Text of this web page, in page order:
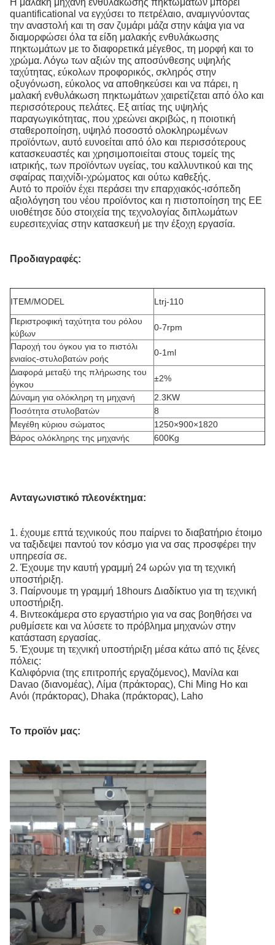
quantificational να εγχύσει το πετρέλαιο, αναμιγνύοντας
την αναστολή και τη σαν ζυμάρι μάζα στην κάψα για να
διαμορφώσει όλα τα είδη μαλακής ενθυλάκωσης
πηκτωμάτων με το διαφορετικά μέγεθος, τη μορφή και το
χρώμα. Λόγω των αξιών της αποσύνθεσης υψηλής
ταχύτητας, εύκολων προφορικός, σκληρός στην
οξυγόνωση, εύκολος να αποθηκεύσει και να πάρει, η
μαλακή ενθυλάκωση πηκτωμάτων χαιρετίζεται από όλο και
περισσότερους πελάτες. Εξ αιτίας της υψηλής
παραγωγικότητας, που χρεώνει ακριβώς, η ποιοτική
σταθεροποίηση, υψηλό ποσοστό ολοκληρωμένων
προϊόντων, αυτό ευνοείται από όλο και περισσότερους
κατασκευαστές και χρησιμοποιείται στους τομείς της
ιατρικής, των προϊόντων υγείας, του καλλυντικού και της
σφαίρας παιχνίδι-χρώματος και ούτω καθεξής.
Αυτό το προϊόν έχει περάσει την επαρχιακός-ισόπεδη
αξιολόγηση του νέου προϊόντος και η πιστοποίηση της ΕΕ
υιοθέτησε δύο στοιχεία της τεχνολογίας διπλωμάτων
ευρεσιτεχνίας στην κατασκευή με την έξοχη εργασία.
Προδιαγραφές:
ITEM/MODEL
Ltrj-110
Περιστροφική ταχύτητα του ρόλου
κύβων
0-7rpm
Παροχή του όγκου για το πιστόλι
ενιαίος-στυλοβατών ροής
0-1ml
Διαφορά μεταξύ της πλήρωσης του
όγκου
±2%
Δύναμη για ολόκληρη τη μηχανή
2.3KW
Ποσότητα στυλοβατών
8
Μεγέθη κύριου σώματος
1250×900×1820
Βάρος ολόκληρης της μηχανής
600Kg
Ανταγωνιστικό πλεονέκτημα:
1. έχουμε επτά τεχνικούς που παίρνει το διαβατήριο έτοιμο
να ταξιδεψει παντού τον κόσμο για να σας προσφέρει την
υπηρεσία σε.
2. Έχουμε την καυτή γραμμή 24 ωρών για τη τεχνική
υποστήριξη.
3. Παίρνουμε τη γραμμή 18hours Διαδίκτυο για τη τεχνική
υποστήριξη.
4. Βιντεοκάμερα στο εργαστήριο για να σας βοηθήσει να
ρυθμίσετε και να λύσετε το πρόβλημα μηχανών στην
κατάσταση εργασίας.
5. Έχουμε τη τεχνική υποστήριξη μέσα κάτω από τις ξένες
πόλεις:
Καλιφόρνια (της επιτροπής εργαζόμενος), Μανίλα και
Davao (διανομέας), Λίμα (πράκτορας), Chi Ming Ho και
Ανόι (πράκτορας), Dhaka (πράκτορας), Laho
Το προϊόν μας: